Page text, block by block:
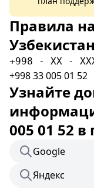
Правила
+998 - XX -
+998 33 005 01 52
Узнайте
005 01 52
Google
Яндекс